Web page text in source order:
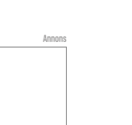
Annons